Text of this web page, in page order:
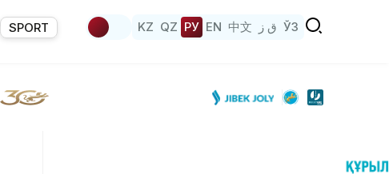
SPORT KZ QZ РУ EN 中文 ق ز ЎЗ